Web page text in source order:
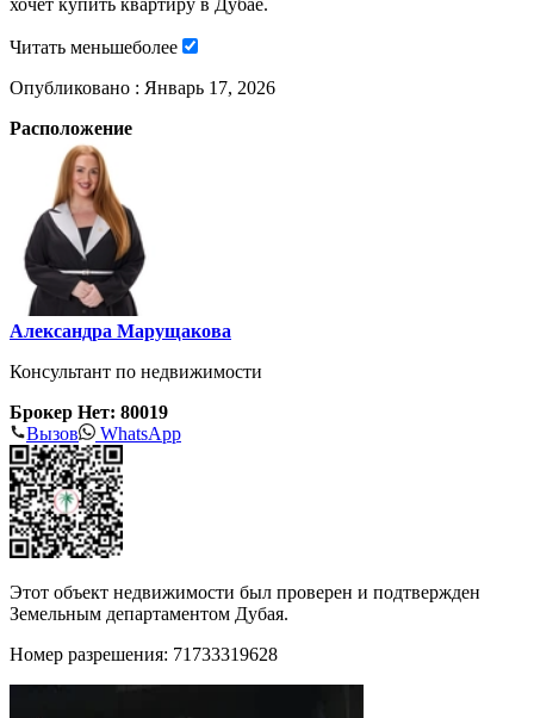
Читать меньшеболее
Опубликовано : Январь 17, 2026
Расположение
Александра Марущакова
Консультант по недвижимости
Брокер Нет: 80019
Вызов
WhatsApp
Этот объект недвижимости был проверен и подтвержден
Земельным департаментом Дубая.
Номер разрешения: 71733319628